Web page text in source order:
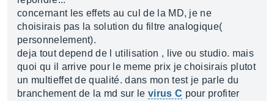
concernant les effets au cul de la MD, je ne
choisirais pas la solution du filtre analogique(
personnelement).
deja tout depend de l utilisation , live ou studio. mais
quoi qu il arrive pour le meme prix je choisirais plutot
un multieffet de qualité. dans mon test je parle du
branchement de la md sur le virus C pour profiter